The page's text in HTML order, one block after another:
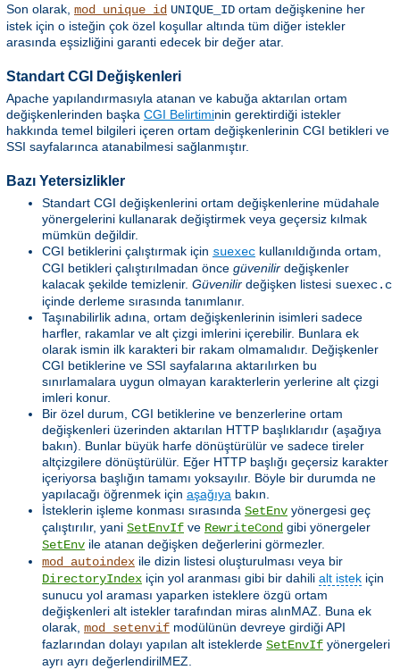
Son olarak, mod_unique_id UNIQUE_ID ortam değişkenine her
istek için o isteğin çok özel koşullar altında tüm diğer istekler
arasında eşsizliğini garanti edecek bir değer atar.
Standart CGI Değişkenleri
Apache yapılandırmasıyla atanan ve kabuğa aktarılan ortam
değişkenlerinden başka CGI Belirtiminin gerektirdiği istekler
hakkında temel bilgileri içeren ortam değişkenlerinin CGI betikleri ve
SSI sayfalarınca atanabilmesi sağlanmıştır.
Bazı Yetersizlikler
Standart CGI değişkenlerini ortam değişkenlerine müdahale
yönergelerini kullanarak değiştirmek veya geçersiz kılmak
mümkün değildir.
CGI betiklerini çalıştırmak için suexec kullanıldığında ortam,
CGI betikleri çalıştırılmadan önce güvenilir değişkenler
kalacak şekilde temizlenir. Güvenilir değişken listesi suexec.c
içinde derleme sırasında tanımlanır.
Taşınabilirlik adına, ortam değişkenlerinin isimleri sadece
harfler, rakamlar ve alt çizgi imlerini içerebilir. Bunlara ek
olarak ismin ilk karakteri bir rakam olmamalıdır. Değişkenler
CGI betiklerine ve SSI sayfalarına aktarılırken bu
sınırlamalara uygun olmayan karakterlerin yerlerine alt çizgi
imleri konur.
Bir özel durum, CGI betiklerine ve benzerlerine ortam
değişkenleri üzerinden aktarılan HTTP başlıklarıdır (aşağıya
bakın). Bunlar büyük harfe dönüştürülür ve sadece tireler
altçizgilere dönüştürülür. Eğer HTTP başlığı geçersiz karakter
içeriyorsa başlığın tamamı yoksayılır. Böyle bir durumda ne
yapılacağı öğrenmek için aşağıya bakın.
İsteklerin işleme konması sırasında SetEnv yönergesi geç
çalıştırılır, yani SetEnvIf ve RewriteCond gibi yönergeler
SetEnv ile atanan değişken değerlerini görmezler.
mod_autoindex ile dizin listesi oluşturulması veya bir
DirectoryIndex için yol aranması gibi bir dahili alt istek için
sunucu yol araması yaparken isteklere özgü ortam
değişkenleri alt istekler tarafından miras alınMAZ. Buna ek
olarak, mod_setenvif modülünün devreye girdiği API
fazlarından dolayı yapılan alt isteklerde SetEnvIf yönergeleri
ayrı ayrı değerlendirilMEZ.